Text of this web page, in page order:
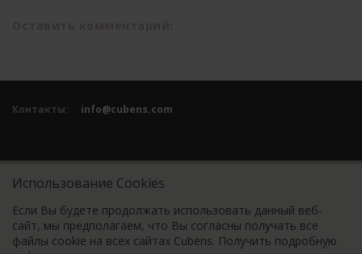
Контакты: info@cubens.com
Условия использования
Использование Cookies
Если Вы будете продолжать использовать данный веб-
сайт, мы предполагаем, что Вы согласны получать все
файлы cookie на всех сайтах Cubens. Получить подробную